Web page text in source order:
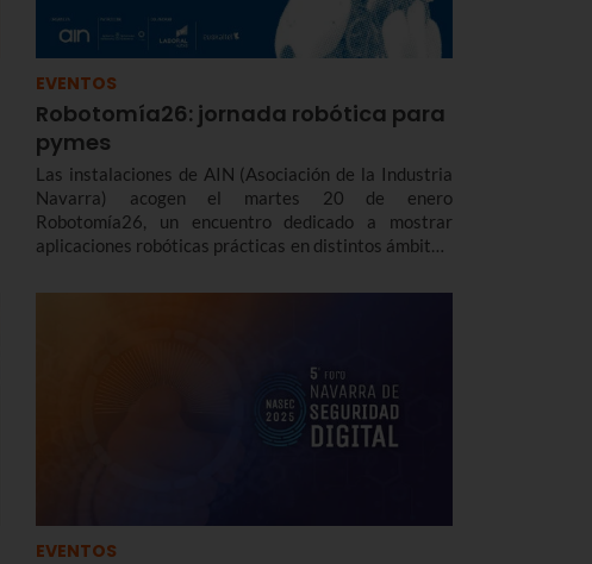
EVENTOS
Robotomía26: jornada robótica para
pymes
Las instalaciones de AIN (Asociación de la Industria
Navarra) acogen el martes 20 de enero
Robotomía26, un encuentro dedicado a mostrar
aplicaciones robóticas prácticas en distintos ámbitos,
pasando por el sector agrícola.
EVENTOS